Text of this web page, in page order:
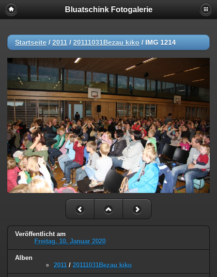
Bluatschink Fotogalerie
Startseite / 2011 / 20111031Bezau kiko / IMG 1214
Veröffentlicht am
Freitag, 10. Januar 2020
Alben
2011 / 20111031Bezau kiko